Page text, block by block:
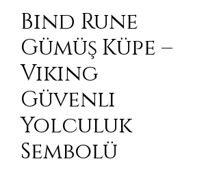
Bind Rune
Gümüş Küpe –
Viking
Güvenli
Yolculuk
Sembolü